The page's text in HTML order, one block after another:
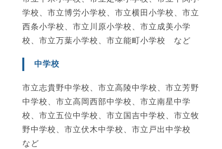
学校、市立博労小学校、市立横田小学校、市立
西条小学校、市立川原小学校、市立成美小学
校、市立万葉小学校、市立能町小学校 など
中学校
市立志貴野中学校、市立高陵中学校、市立芳野
中学校、市立高岡西部中学校、市立南星中学
校、市立五位中学校、市立国吉中学校、市立牧
野中学校、市立伏木中学校、市立戸出中学校
など